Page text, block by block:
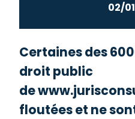
02/
Certaines des
droit public
de
floutées et ne